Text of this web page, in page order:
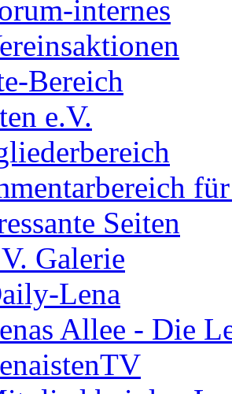
internes
Bereich
e.V.
Seiten
Galerie
Lena
Allee - Die